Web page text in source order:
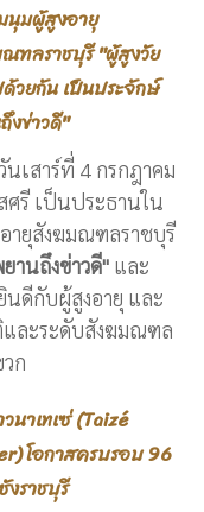
นุมผู้สูงอายุ
ฑลราชบุรี "ผู้สูงวัย
ด้วยกัน เป็นประจักษ์
งข่าวดี"
สาร์ที่ 4 กรกฎาคม
ศรี เป็นประธานใน
ยุสังฆมณฑลราชบุรี
านถึงข่าวดี" และ
นดีกับผู้สูงอายุ และ
ละระดับสังฆมณฑล
ก
นาเทเซ่ (Taizé
โอกาสครบรอบ 96
ราชบุรี